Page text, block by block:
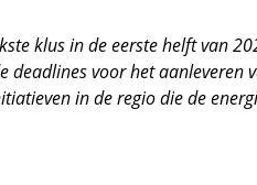
klus in de eerste helft van
deadlines voor het aanleveren
in de regio die de